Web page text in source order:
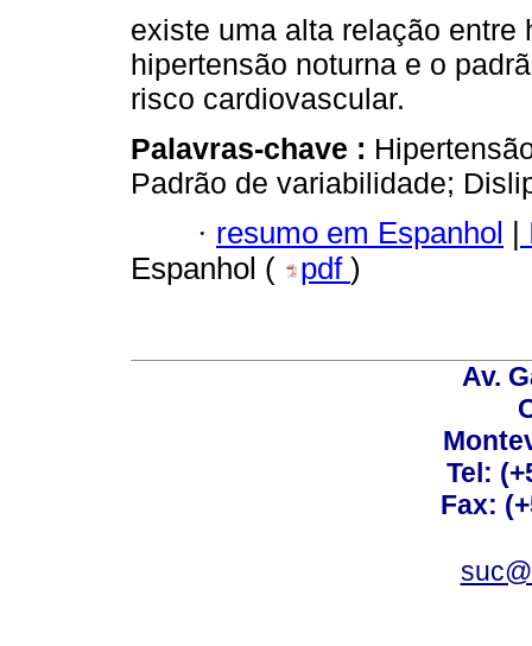
existe uma alta relação entre
hipertensão noturna e o
risco cardiovascular.
Palavras-chave :
Padrão de variabilidade;
· resumo em Espanhol
Espanhol (
pdf )
Av.
Tel:
Fax: